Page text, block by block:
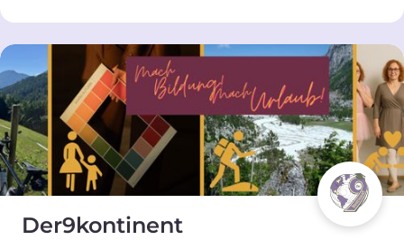
Der9kontinent